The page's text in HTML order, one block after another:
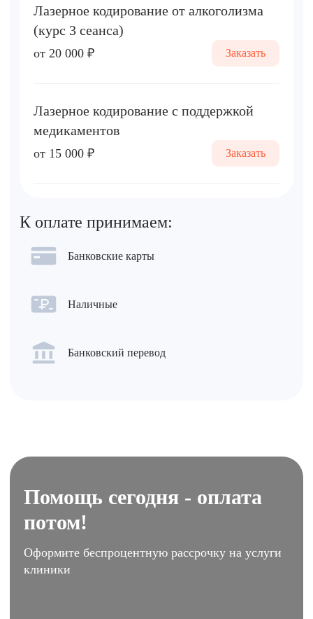
Лазерное кодирование от алкоголизма
(курс 3 сеанса)
от 20 000 ₽ Заказать
Лазерное кодирование с поддержкой
медикаментов
от 15 000 ₽ Заказать
К оплате принимаем:
Банковские карты
Наличные
Банковский перевод
Помощь сегодня - оплата
потом!
Оформите беспроцентную рассрочку на услуги
клиники